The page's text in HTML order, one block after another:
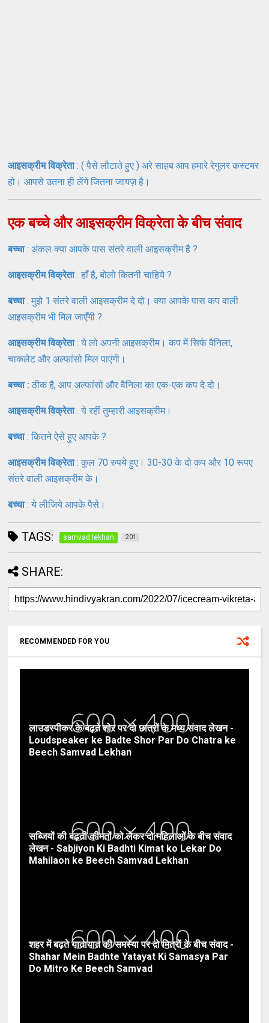
आइसक्रीम विक्रेता: ( पैसे लौटाते हुए ) अरे साहब आप हमारे रेगुलर कस्टमर
हो। आपसे उतना ही लेंगे जितना जायज़ है।
एक बच्चे और आइसक्रीम विक्रेता के बीच संवाद
बच्चा: अंकल क्या आपके पास संतरे वाली आइसक्रीम है ?
आइसक्रीम विक्रेता: हाँ है, बोलो कितनी चाहिये ?
बच्चा: मुझे 1 संतरे वाली आइसक्रीम दे दो। क्या आपके पास कप वाली
आइसक्रीम भी मिल जाएँगी ?
आइसक्रीम विक्रेता: ये लो अपनी आइसक्रीम। कप में सिर्फ वैनिला,
चाकलेट और अल्फांसो मिल पाएंगी।
बच्चा :ठीक है, आप अल्फांसो और वैनिला का एक-एक कप दे दो।
आइसक्रीम विक्रेता: ये रहीं तुम्हारी आइसक्रीम।
बच्चा: कितने ऐसे हुए आपके ?
आइसक्रीम विक्रेता: कुल 70 रुपये हुए। 30-30 के दो कप और 10 रूपए
संतरे वाली आइसक्रीम के।
बच्चा: ये लीजिये आपके पैसे।
TAGS: samvad lekhan 201
SHARE:
RECOMMENDED FOR YOU
लाउडस्पीकर के बढ़ते शोर पर दो छात्रों के मध्य संवाद लेखन -
Loudspeaker ke Badte Shor Par Do Chatra ke
Beech Samvad Lekhan
सब्जियों की बढ़ती कीमतों को लेकर दो महिलाओं के बीच संवाद
लेखन - Sabjiyon Ki Badhti Kimat ko Lekar Do
Mahilaon ke Beech Samvad Lekhan
शहर में बढ़ते यातायात की समस्या पर दो मित्रों के बीच संवाद -
Shahar Mein Badhte Yatayat Ki Samasya Par
Do Mitro Ke Beech Samvad